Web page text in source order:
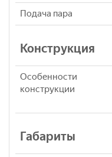
Подача пара
Конструкция
Особенности
конструкции
Габариты